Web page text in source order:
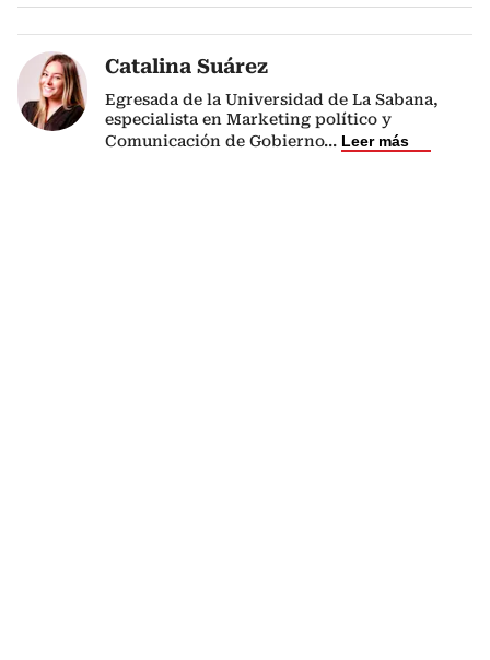
Catalina Suárez
Egresada de la Universidad de La Sabana,
especialista en Marketing político y
Comunicación de Gobierno... Leer más